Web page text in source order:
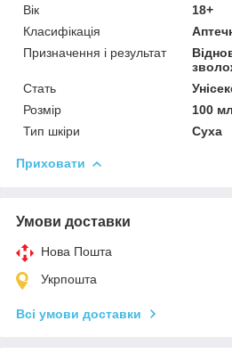
Вік
18+
Класифікація
Призначення і результат
Стать
Розмір
100 мл
Тип шкіри
Суха
Приховати
Умови доставки
Нова Пошта
Укрпошта
Всі умови доставки